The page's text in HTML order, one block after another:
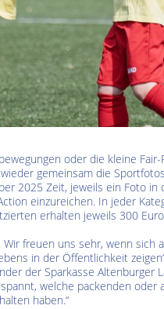
oder die kleine
gemeinsam die
2025 Zeit, jeweils ein Foto in
einzureichen. In jeder
erhalten jeweils 300
freuen uns sehr, wenn sich
in der Öffentlichkeit
der Sparkasse Altenburger
welche packenden
haben.“
Kultur im Altenburger
Sendung vom